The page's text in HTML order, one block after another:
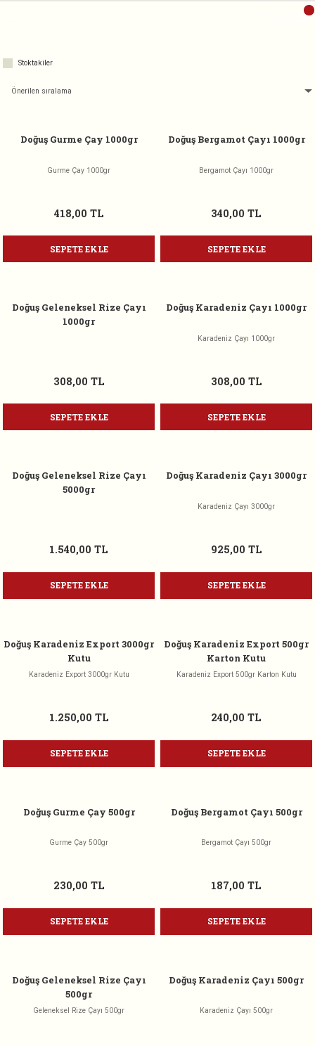
Stoktakiler
Doğuş Gurme Çay 1000gr
Gurme Çay 1000gr
418,00 TL
SEPETE EKLE
Doğuş Bergamot Çayı 1000gr
Bergamot Çayı 1000gr
340,00 TL
SEPETE EKLE
Doğuş Geleneksel Rize Çayı
1000gr
308,00 TL
SEPETE EKLE
Doğuş Karadeniz Çayı 1000gr
Karadeniz Çayı 1000gr
308,00 TL
SEPETE EKLE
Doğuş Geleneksel Rize Çayı
5000gr
1.540,00 TL
SEPETE EKLE
Doğuş Karadeniz Çayı 3000gr
Karadeniz Çayı 3000gr
925,00 TL
SEPETE EKLE
Doğuş Karadeniz Export 3000gr
Kutu
Karadeniz Export 3000gr Kutu
1.250,00 TL
SEPETE EKLE
Doğuş Karadeniz Export 500gr
Karton Kutu
Karadeniz Export 500gr Karton Kutu
240,00 TL
SEPETE EKLE
Doğuş Gurme Çay 500gr
Gurme Çay 500gr
230,00 TL
SEPETE EKLE
Doğuş Bergamot Çayı 500gr
Bergamot Çayı 500gr
187,00 TL
SEPETE EKLE
Doğuş Geleneksel Rize Çayı
500gr
Geleneksel Rize Çayı 500gr
Doğuş Karadeniz Çayı 500gr
Karadeniz Çayı 500gr